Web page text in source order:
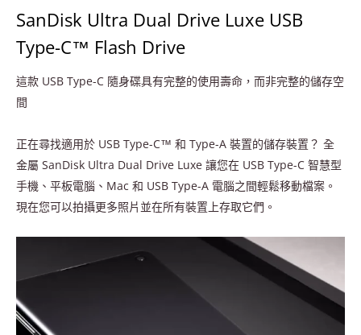
SanDisk Ultra Dual Drive Luxe USB
Type-C™ Flash Drive
這款 USB Type-C 隨身碟具有完整的使用壽命，而非完整的儲存空
間
正在尋找適用於 USB Type-C™ 和 Type-A 裝置的儲存裝置？ 全
金屬 SanDisk Ultra Dual Drive Luxe 讓您在 USB Type-C 智慧型
手機、平板電腦、Mac 和 USB Type-A 電腦之間輕鬆移動檔案。
現在您可以拍攝更多照片並在所有裝置上存取它們。